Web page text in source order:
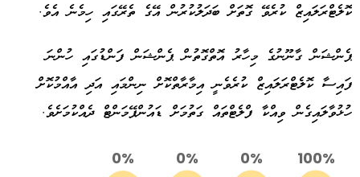
ކޮލެޓްރަލައިޒް ކުރެވޭ ގޮތަށް ބަދަލުކުރުން އޭގެ ތެރޭގައި ހިމެނެ އެވެ.
ޕެންޝަން ގާނޫނުގެ މިހާރު އޮތްގޮތުން ޕެންޝަން ފަންޑުގައި ހުންނަ
ފައިސާ ކޮލެޓްރަލައިޒް ކުރެވެނީ އިމާރާތްކޮށް ނިންމައި އަދި އާއްމުކޮށް
ހުޅުވާލައިގެން ވިއްކާ ފްލެޓްތައް ގަތުމަށް ޑައުންޕޭމަންޓް ދެއްކުމަށެވެ.
100%
0%
0%
0%